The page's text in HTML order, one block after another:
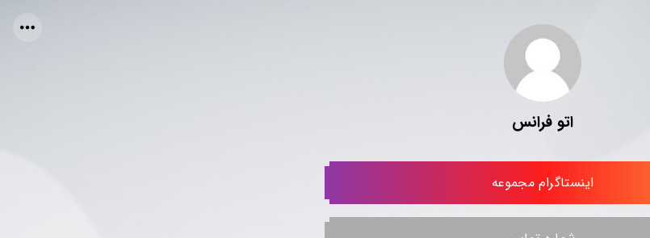
اتو فرانس
اینستاگرام مجموعه